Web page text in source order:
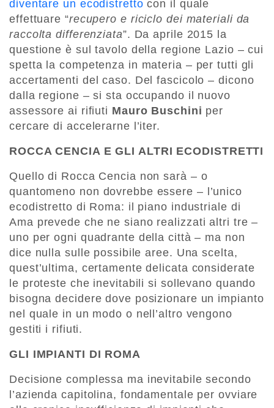
diventare un ecodistretto con il quale
effettuare “recupero e riciclo dei materiali da
raccolta differenziata”. Da aprile 2015 la
questione è sul tavolo della regione Lazio – cui
spetta la competenza in materia – per tutti gli
accertamenti del caso. Del fascicolo – dicono
dalla regione – si sta occupando il nuovo
assessore ai rifiuti Mauro Buschini per
cercare di accelerarne l’iter.
ROCCA CENCIA E GLI ALTRI ECODISTRETTI
Quello di Rocca Cencia non sarà – o
quantomeno non dovrebbe essere – l’unico
ecodistretto di Roma: il piano industriale di
Ama prevede che ne siano realizzati altri tre –
uno per ogni quadrante della città – ma non
dice nulla sulle possibile aree. Una scelta,
quest’ultima, certamente delicata considerate
le proteste che inevitabili si sollevano quando
bisogna decidere dove posizionare un impianto
nel quale in un modo o nell’altro vengono
gestiti i rifiuti.
GLI IMPIANTI DI ROMA
Decisione complessa ma inevitabile secondo
l’azienda capitolina, fondamentale per ovviare